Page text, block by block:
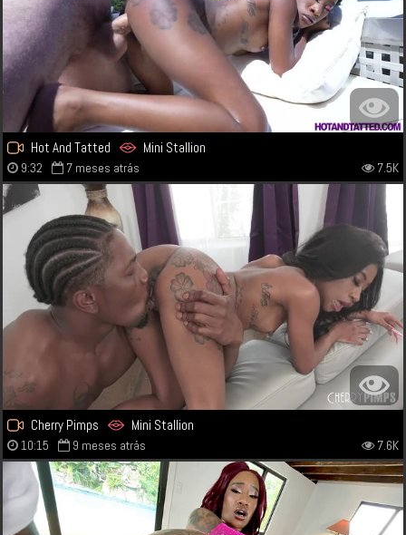
Hot And Tatted Mini Stallion
9:32 7 meses atrás 7.5K
Cherry Pimps Mini Stallion
10:15 9 meses atrás 7.6K